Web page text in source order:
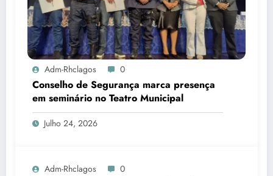
Adm-Rhclagos 0
Conselho de Segurança marca presença
em seminário no Teatro Municipal
Julho 24, 2026
Adm-Rhclagos 0